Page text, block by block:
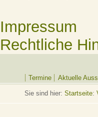
Impressum
Rechtliche
Termine Aktuelle
Sie sind hier: Startseite: